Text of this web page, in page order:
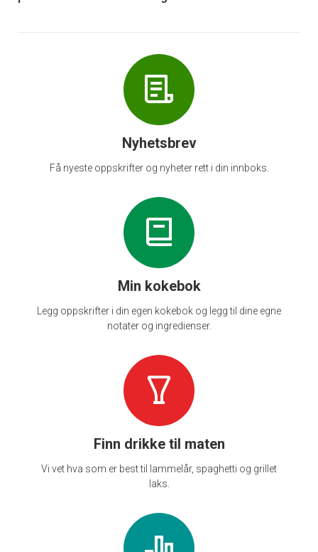
Nyhetsbrev
Få nyeste oppskrifter og nyheter rett i din innboks.
Min kokebok
Legg oppskrifter i din egen kokebok og legg til dine egne
notater og ingredienser.
Finn drikke til maten
Vi vet hva som er best til lammelår, spaghetti og grillet
laks.